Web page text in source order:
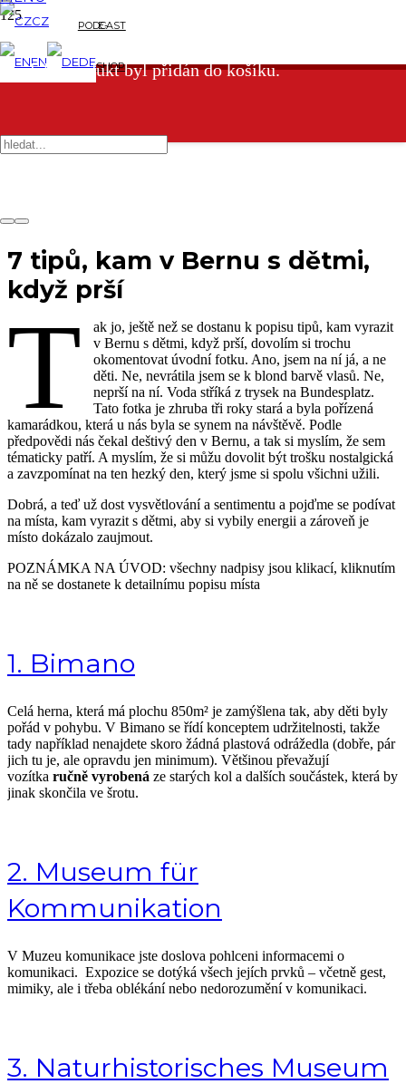
CZ
EN DE
PODCAST
E-
SHOP
Produkt produkt byl přidán do košíku.
7 tipů, kam v Bernu s dětmi,
když prší
T
ak jo, ještě než se dostanu k popisu tipů, kam vyrazit
v Bernu s dětmi, když prší, dovolím si trochu
okomentovat úvodní fotku. Ano, jsem na ní já, a ne
děti. Ne, nevrátila jsem se k blond barvě vlasů. Ne,
neprší na ní. Voda stříká z trysek na Bundesplatz.
Tato fotka je zhruba tři roky stará a byla pořízená
kamarádkou, která u nás byla se synem na návštěvě. Podle
předpovědi nás čekal deštivý den v Bernu, a tak si myslím, že sem
tématicky patří. A myslím, že si můžu dovolit být trošku nostalgická
a zavzpomínat na ten hezký den, který jsme si spolu všichni užili.
Dobrá, a teď už dost vysvětlování a sentimentu a pojďme se podívat
na místa, kam vyrazit s dětmi, aby si vybily energii a zároveň je
místo dokázalo zaujmout.
POZNÁMKA NA ÚVOD: všechny nadpisy jsou klikací, kliknutím
na ně se dostanete k detailnímu popisu místa
1. Bimano
Celá herna, která má plochu 850m² je zamýšlena tak, aby děti byly
pořád v pohybu. V Bimano se řídí konceptem udržitelnosti, takže
tady například nenajdete skoro žádná plastová odrážedla (dobře, pár
jich tu je, ale opravdu jen minimum). Většinou převažují
vozítka ručně vyrobená ze starých kol a dalších součástek, která by
jinak skončila ve šrotu.
2. Museum für
Kommunikation
V Muzeu komunikace jste doslova pohlceni informacemi o
komunikaci. Expozice se dotýká všech jejích prvků – včetně gest,
mimiky, ale i třeba oblékání nebo nedorozumění v komunikaci.
3. Naturhistorisches Museum